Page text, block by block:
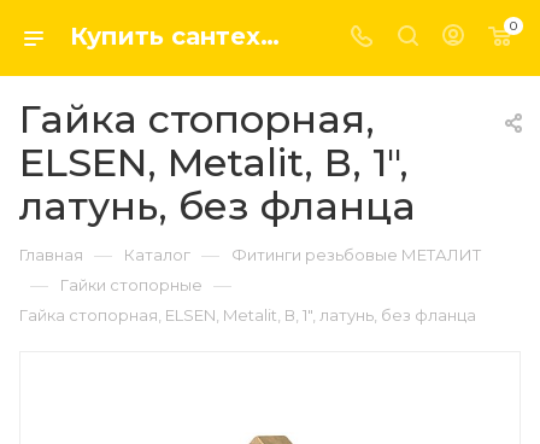
Купить сантехнику, системы отопление и водоснабжения оптом и в розницу в интернет-магазине elsen-opt.ru 0
Гайка стопорная,
ELSEN, Metalit, В, 1",
латунь, без фланца
Главная — Каталог — Фитинги резьбовые МЕТАЛИТ
— Гайки стопорные —
Гайка стопорная, ELSEN, Metalit, В, 1", латунь, без фланца